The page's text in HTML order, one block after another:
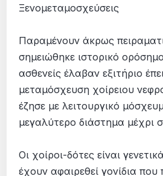
Ξενομεταμοσχεύσεις
Παραμένουν άκρως
σημειώθηκε ιστορικό
ασθενείς έλαβαν εξιτήριο
μεταμόσχευση χοίρειου
έζησε με λειτουργικό
μεγαλύτερο διάστημα μέχρι
Οι χοίροι-δότες είναι
έχουν αφαιρεθεί γονίδια